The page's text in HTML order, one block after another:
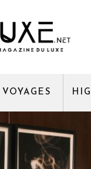
VOYAGES